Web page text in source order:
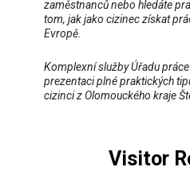
zaměstnanců nebo hledáte
tom, jak jako cizinec získat
Evropě.
Komplexní služby Úřadu
prezentaci plné praktických
cizinci z Olomouckého kraje
Visitor